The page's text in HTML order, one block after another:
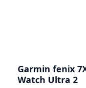
Garmin fenix
Watch Ultra 2